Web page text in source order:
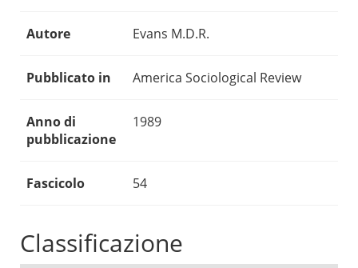
Autore Evans M.D.R.
Pubblicato in America Sociological Review
Anno di
pubblicazione
1989
Fascicolo 54
Classificazione